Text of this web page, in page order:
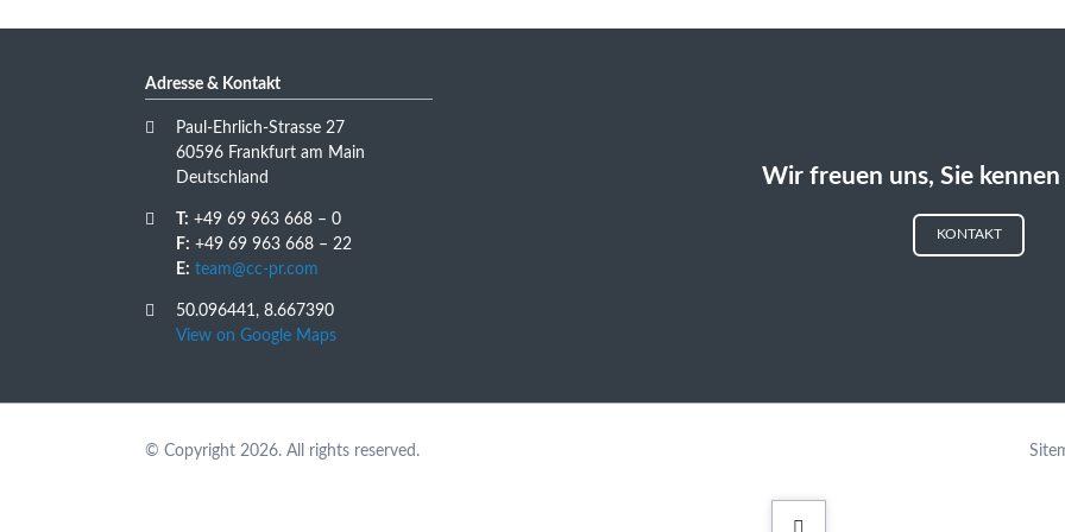
Adresse & Kontakt
Paul-Ehrlich-Strasse 27
60596 Frankfurt am Main
Deutschland
T: +49 69 963 668 – 0
F: +49 69 963 668 – 22
E: team@cc-pr.com
50.096441, 8.667390
View on Google Maps
Wir freuen uns, Sie
KONTAKT
© Copyright 2026. All rights reserved.